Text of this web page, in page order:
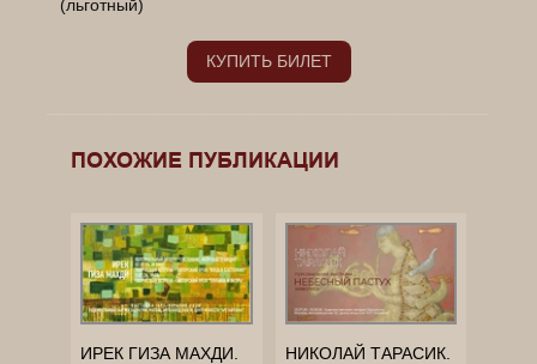
(льготный)
КУПИТЬ БИЛЕТ
______________________________________________
____________
ПОХОЖИЕ ПУБЛИКАЦИИ
ИРЕК ГИЗА МАХДИ.
НИКОЛАЙ ТАРАСИК.